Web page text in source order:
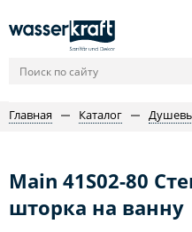
Главная Каталог
Main 41S02-80
шторка на ванну